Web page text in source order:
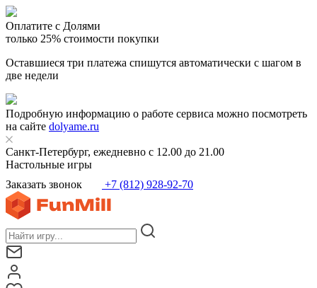
Оплатите с Долями
только 25% стоимости покупки
Оставшиеся три платежа спишутся автоматически с шагом в
две недели
Подробную информацию о работе сервиса можно посмотреть
на сайте dolyame.ru
Санкт-Петербург, ежедневно с 12.00 до 21.00
Настольные игры
Заказать звонок
+7 (812) 928-92-70